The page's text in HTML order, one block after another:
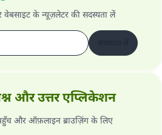
वेबसाइट के न्यूज़लेटर की सदस्यता लें
और उत्तर एप्लिकेशन
पहुँच और ऑफ़लाइन ब्राउज़िंग के लिए